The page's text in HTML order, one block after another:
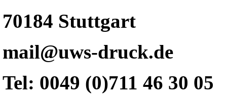
70184 Stuttgart
mail@uws-druck.de
Tel: 0049 (0)711 46 30 05